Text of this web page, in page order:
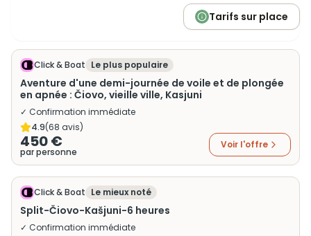
Tarifs sur place
Click & Boat Le plus populaire
Aventure d'une demi-journée de voile et de plongée
en apnée : Čiovo, vieille ville, Kasjuni
✓ Confirmation immédiate
4.9(68 avis)
450 €
par personne
Voir l'offre
Click & Boat Le mieux noté
Split-Čiovo-Kašjuni-6 heures
✓ Confirmation immédiate